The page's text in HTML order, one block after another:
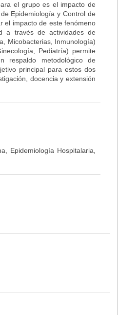
el grupo es el impacto de
Epidemiología y Control de
el impacto de este fenómeno
a través de actividades de
Micobacterias, Inmunología)
Pediatría) permite
respaldo metodológico de
principal para estos dos
docencia y extensión
Epidemiología Hospitalaria,